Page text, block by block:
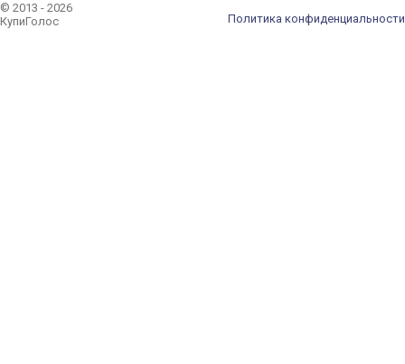
© 2013 - 2026
КупиГолос
Политика конфиденциальности